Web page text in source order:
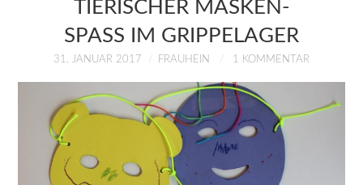
TIERISCHER MASKEN-
SPASS IM GRIPPELAGER
31. JANUAR 2017 FRAUHEIN 1 KOMMENTAR